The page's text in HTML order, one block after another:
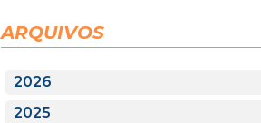
ARQUIVOS
2026
2025